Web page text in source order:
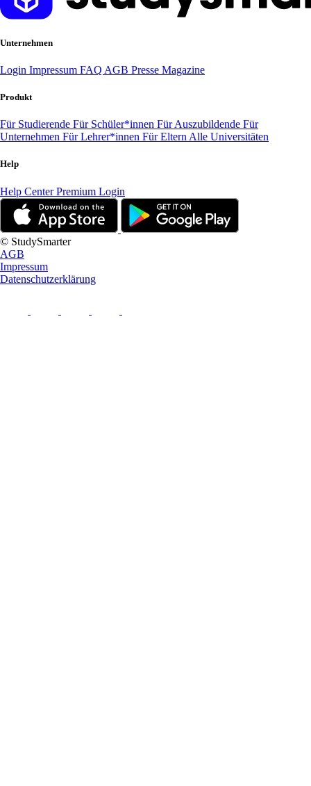
Unternehmen
Login Impressum FAQ AGB Presse Magazine
Produkt
Für Studierende Für Schüler*innen Für Auszubildende Für
Unternehmen Für Lehrer*innen Für Eltern Alle Universitäten
Help
Help CenterPremium Login
© StudySmarter
AGB
Impressum
Datenschutzerklärung